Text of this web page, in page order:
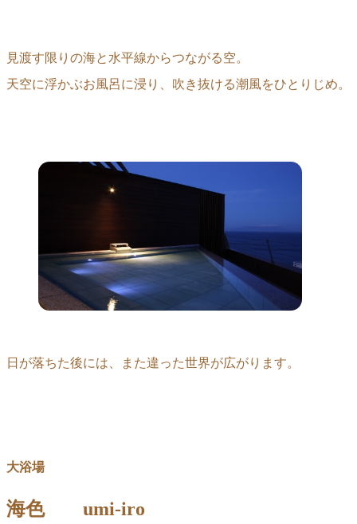
見渡す限りの海と水平線からつながる空。
天空に浮かぶお風呂に浸り、吹き抜ける潮風をひとりじめ。
日が落ちた後には、また違った世界が広がります。
大浴場
海色 umi-iro